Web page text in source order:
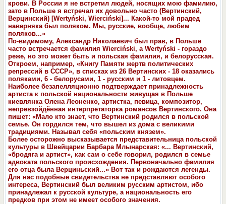
крови. В России я не встретил людей, носящих мою фамилию,
зато в Польше я встречал их довольно часто (Вертинский,
Верцинский) [Wertyński, Wierciński]... Какой-то мой прадед
наверняка был поляком. Мы, русские, вообще, любим
поляков...»
По-видимому, Александр Николаевич был прав, в Польше
часто встречается фамилия Wierciński, a Wertyński - гораздо
реже, но это может быть и польская фамилия, и белорусская.
Откроем, например, «Книгу Памяти жертв политических
репрессий в СССР», в списках из 26 Вертинских - 18 оказались
поляками, 6 - белорусами, 1 - русским и 1 - литовцем.
Наиболее безапелляционно подтверждает принадлежность
артиста к польской национальности живущая в Польше
киевлянка Олена Леоненко, артистка, певица, композитор,
непревзойдённая интерпретаторка романсов Вертинского. Она
пишет: «Мало кто знает, что Вертинский родился в польской
семье. Он гордился тем, что вышел из дома с великими
традициями. Называл себя «польским князем».
Более осторожно высказывается представительница польской
культуры в Швейцарии Барбара Млынарская: «... Вертинский,
«бродяга и артист», как сам о себе говорил, родился в семье
адвоката польского происхождения. Первоначально фамилия
его отца была Верциньский...» Вот так и рождаются легенды.
Для нас подобные свидетельства не представляют особого
интереса, Вертинский был великим русским артистом, ибо
принадлежал к русской культуре, а национальность его
предков при этом не имеет особого значения.